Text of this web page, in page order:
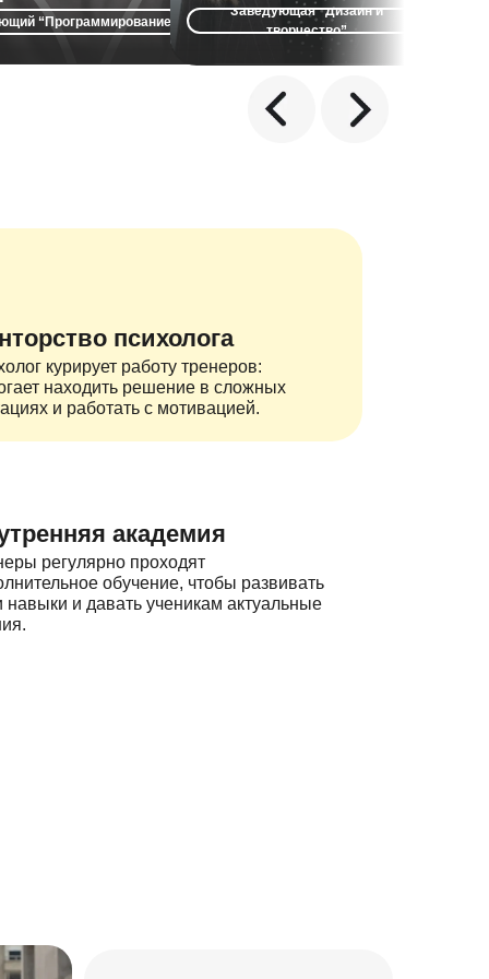
свои проекты, осваивая
алгоритмы и код.
“Программирование”
себя через современные цифровые
Заведующая “Дизайн и
творчество”
курирует работу тренеров:
находить решение в сложных
и работать с мотивацией.
психолога
академия
регулярно проходят
обучение, чтобы развивать
навыки и давать ученикам актуальные